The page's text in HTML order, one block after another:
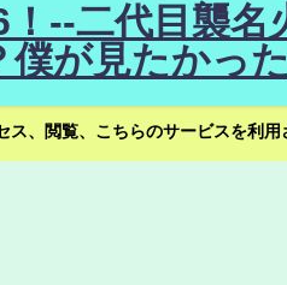
--二代目襲
が見たかっ
ス、閲覧、こちらのサービスを利